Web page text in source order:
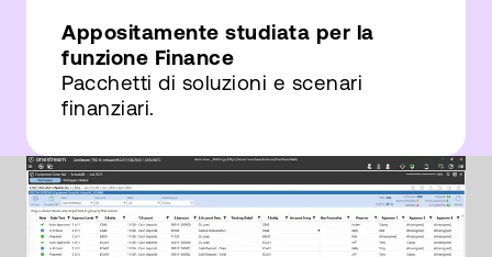
Appositamente studiata per la
funzione Finance
Pacchetti di soluzioni e scenari
finanziari.